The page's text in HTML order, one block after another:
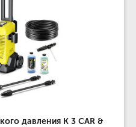
давления K 3 CAR &